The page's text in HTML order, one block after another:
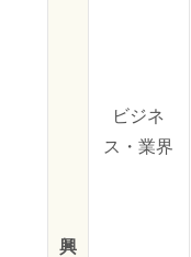
興
ビジネ
ス・業界